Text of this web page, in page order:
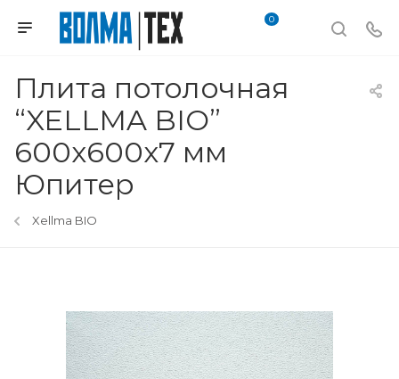
0
Плита потолочная
“XELLMA BIO”
600х600х7 мм
Юпитер
Xellma BIO